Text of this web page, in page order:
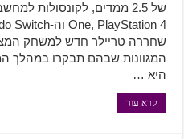
שחררה טריילר חדש למשחק
המגוונות שבהם תבקרו
היא …
קרא עוד